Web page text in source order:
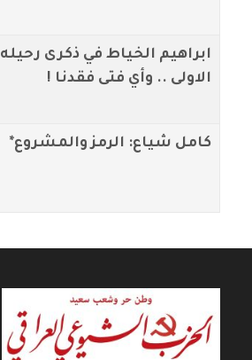
ابراهيم الخياط في ذكرى رحيله
الاولى .. وأي فتى فقدنا !
كامل شياع: الرمز والمشروع*